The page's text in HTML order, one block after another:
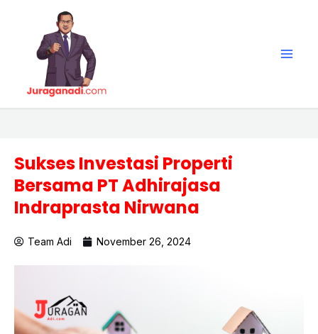
Sukses Investasi Properti
Bersama PT Adhirajasa
Indraprasta Nirwana
Team Adi November 26, 2024